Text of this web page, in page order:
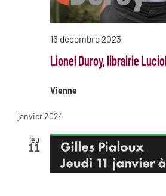
Lionel Duroy, librairie
13 décembre 2023
Vienne
janvier 2024
jeu
11